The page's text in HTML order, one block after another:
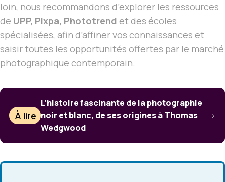
loin, nous recommandons d’explorer les ressources
de UPP, Pixpa, Phototrend et des écoles
spécialisées, afin d’affiner vos connaissances et
saisir toutes les opportunités offertes par le marché
photographique contemporain.
À lire
L’histoire fascinante de la photographie
noir et blanc, de ses origines à Thomas
Wedgwood